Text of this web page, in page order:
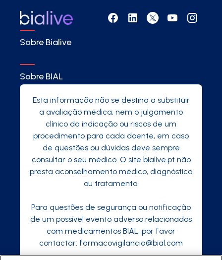
Sobre Bialive
Sobre BIAL
Esta informação não se destina a substituir
a avaliação médica, nem o julgamento
clínico da indicação ou riscos de um
procedimento para cada doente, em caso
de questões ou dúvidas deve sempre
consultar o seu médico. O site bialive.pt não
presta aconselhamento médico, diagnóstico
ou tratamento.
Para questões de segurança ou notificação
de um possível evento adverso relacionados
com medicamentos BIAL, por favor
contactar: farmacovigilancia@bial.com